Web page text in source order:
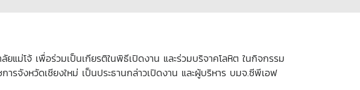
ม่โจ้ เพื่อร่วมเป็นเกียรติในพิธีเปิดงาน และร่วมบริจาคโลหิต ในกิจกรรม
รจังหวัดเชียงใหม่ เป็นประธานกล่าวเปิดงาน และผู้บริหาร บมจ.ซีพีเอฟ